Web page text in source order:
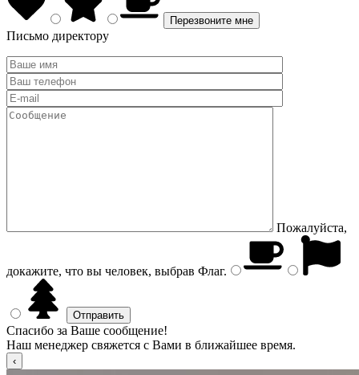
Письмо директору
Пожалуйста,
докажите, что вы человек, выбрав Флаг.
Спасибо за Ваше сообщение!
Наш менеджер свяжется с Вами в ближайшее время.